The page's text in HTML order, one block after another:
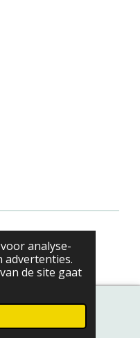
analyse-
advertenties.
de site gaat